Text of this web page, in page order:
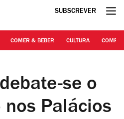
SUBSCREVER
COMER & BEBER CULTURA
se o
Palácios